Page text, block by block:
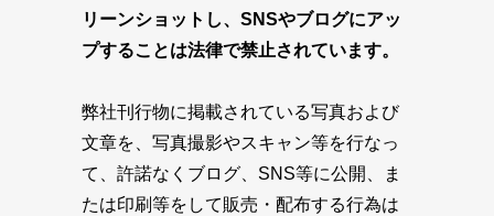
リーンショットし、SNSやブログにアッ
プすることは法律で禁止されています。
弊社刊行物に掲載されている写真および
文章を、写真撮影やスキャン等を行なっ
て、許諾なくブログ、SNS等に公開、ま
たは印刷等をして販売・配布する行為は